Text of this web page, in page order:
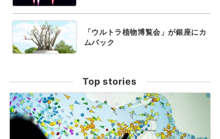
「ウルトラ植物博覧会」が銀座にカ
ムバック
Top stories